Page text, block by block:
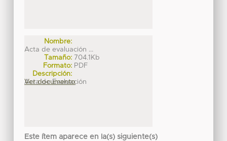
Nombre:
Acta de evaluación ...
Tamaño: 704.1Kb
Formato: PDF
Descripción:
Acta de Evaluación
Ver documento
Este ítem aparece en la(s) siguiente(s)